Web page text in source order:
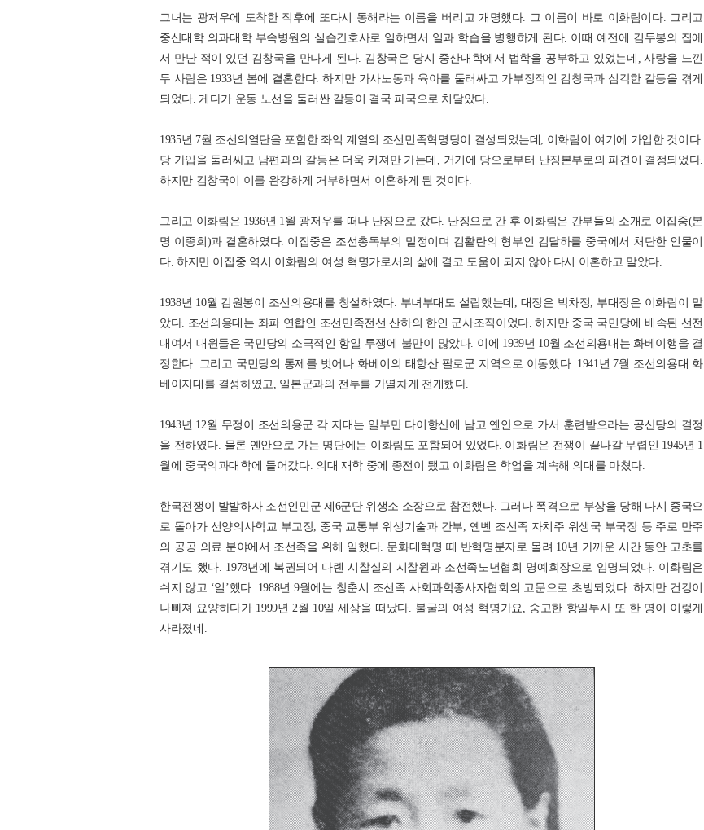
그녀는 광저우에 도착한 직후에 또다시 동해라는 이름을 버리고 개명했다. 그 이름이 바로 이화림이다. 그리고
중산대학 의과대학 부속병원의 실습간호사로 일하면서 일과 학습을 병행하게 된다. 이때 예전에 김두봉의 집에
서 만난 적이 있던 김창국을 만나게 된다. 김창국은 당시 중산대학에서 법학을 공부하고 있었는데, 사랑을 느낀
두 사람은 1933년 봄에 결혼한다. 하지만 가사노동과 육아를 둘러싸고 가부장적인 김창국과 심각한 갈등을 겪게
되었다. 게다가 운동 노선을 둘러싼 갈등이 결국 파국으로 치달았다.
1935년 7월 조선의열단을 포함한 좌익 계열의 조선민족혁명당이 결성되었는데, 이화림이 여기에 가입한 것이다.
당 가입을 둘러싸고 남편과의 갈등은 더욱 커져만 가는데, 거기에 당으로부터 난징본부로의 파견이 결정되었다.
하지만 김창국이 이를 완강하게 거부하면서 이혼하게 된 것이다.
그리고 이화림은 1936년 1월 광저우를 떠나 난징으로 갔다. 난징으로 간 후 이화림은 간부들의 소개로 이집중(본
명 이종희)과 결혼하였다. 이집중은 조선총독부의 밀정이며 김활란의 형부인 김달하를 중국에서 처단한 인물이
다. 하지만 이집중 역시 이화림의 여성 혁명가로서의 삶에 결코 도움이 되지 않아 다시 이혼하고 말았다.
1938년 10월 김원봉이 조선의용대를 창설하였다. 부녀부대도 설립했는데, 대장은 박차정, 부대장은 이화림이 맡
았다. 조선의용대는 좌파 연합인 조선민족전선 산하의 한인 군사조직이었다. 하지만 중국 국민당에 배속된 선전
대여서 대원들은 국민당의 소극적인 항일 투쟁에 불만이 많았다. 이에 1939년 10월 조선의용대는 화베이행을 결
정한다. 그리고 국민당의 통제를 벗어나 화베이의 태항산 팔로군 지역으로 이동했다. 1941년 7월 조선의용대 화
베이지대를 결성하였고, 일본군과의 전투를 가열차게 전개했다.
1943년 12월 무정이 조선의용군 각 지대는 일부만 타이항산에 남고 옌안으로 가서 훈련받으라는 공산당의 결정
을 전하였다. 물론 옌안으로 가는 명단에는 이화림도 포함되어 있었다. 이화림은 전쟁이 끝나갈 무렵인 1945년 1
월에 중국의과대학에 들어갔다. 의대 재학 중에 종전이 됐고 이화림은 학업을 계속해 의대를 마쳤다.
한국전쟁이 발발하자 조선인민군 제6군단 위생소 소장으로 참전했다. 그러나 폭격으로 부상을 당해 다시 중국으
로 돌아가 선양의사학교 부교장, 중국 교통부 위생기술과 간부, 옌볜 조선족 자치주 위생국 부국장 등 주로 만주
의 공공 의료 분야에서 조선족을 위해 일했다. 문화대혁명 때 반혁명분자로 몰려 10년 가까운 시간 동안 고초를
겪기도 했다. 1978년에 복권되어 다롄 시찰실의 시찰원과 조선족노년협회 명예회장으로 임명되었다. 이화림은
쉬지 않고 ‘일’했다. 1988년 9월에는 창춘시 조선족 사회과학종사자협회의 고문으로 초빙되었다. 하지만 건강이
나빠져 요양하다가 1999년 2월 10일 세상을 떠났다. 불굴의 여성 혁명가요, 숭고한 항일투사 또 한 명이 이렇게
사라졌네.